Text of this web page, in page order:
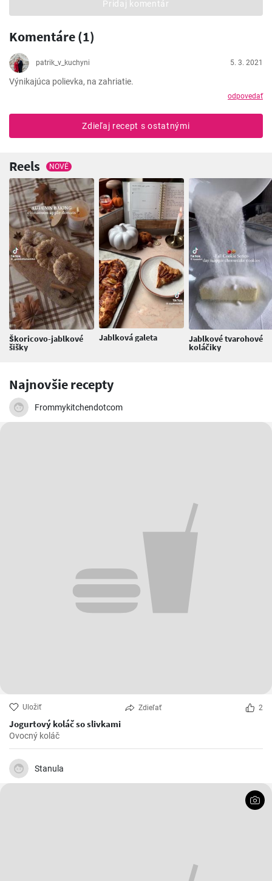
Pridaj komentár
Komentáre (1)
patrik_v_kuchyni 5. 3. 2021
Výnikajúca polievka, na zahriatie.
odpovedať
Zdieľaj recept s ostatnými
Reels NOVÉ
Škoricovo-jablkové
šišky
Jablková galeta Jablkové tvarohové
koláčiky
Najnovšie recepty
Frommykitchendotcom
Uložiť Zdieľať 2
Jogurtový koláč so slivkami
Ovocný koláč
Stanula